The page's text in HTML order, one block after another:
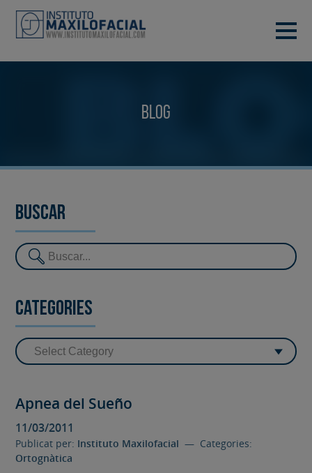
Blog
Buscar
Categories
Apnea del Sueño
11/03/2011
Publicat per: Instituto Maxilofacial — Categories:
Ortognàtica